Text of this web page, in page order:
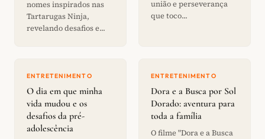
nomes inspirados nas
Tartarugas Ninja,
revelando desafios e...
união e perseverança
que toco...
ENTRETENIMENTO
O dia em que minha
vida mudou e os
desafios da pré-
adolescência
ENTRETENIMENTO
Dora e a Busca por Sol
Dorado: aventura para
toda a família
O filme "Dora e a Busca